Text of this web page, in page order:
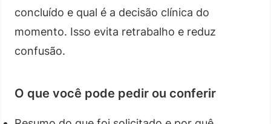
concluído e qual é a decisão clínica do
momento. Isso evita retrabalho e reduz
confusão.
O que você pode pedir ou conferir